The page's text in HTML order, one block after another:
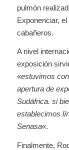
pulmón
Exponenciar,
cabañeros.
A nivel
exposición
«estuvimos
apertura de
Sudáfrica. si
establecimos
Senasa«.
Finalmente,